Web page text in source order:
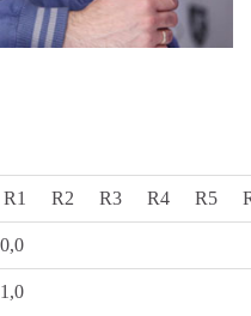
R1 R2 R3 R4 R5
0,0
1,0